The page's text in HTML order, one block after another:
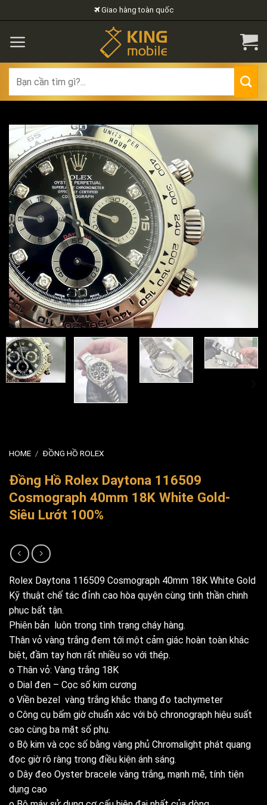
to
content
Giao hàng toàn quốc
for:
HOME / ĐỒNG HỒ ROLEX
Đồng Hồ Rolex Daytona 116509
Cosmograph 40mm 18K White Gold-
Siêu Lướt 100%
Rolex Daytona 116509 Cosmograph 40mm 18K White Gold
Kỹ thuật chế tác đỉnh cao hòa quyện cùng tinh thần chinh
phục bất tận.
Phiên bản luôn trong tình trạng cháy hàng.
Thân vỏ vàng trắng đem tới một cảm giác hoàn toàn khác
biệt, đầm tay hơn rất nhiều so với thép.
o Thân vỏ: Vàng trắng 18K
o Dial đen – Cọc số kim cương
o Viền bezel vàng trắng khắc thang đo tachymeter
o Công cụ bấm giờ chuẩn xác với bộ chronograph hiệu suất
cao cùng ba mặt số phụ.
o Bộ kim và cọc số bằng vàng phủ Chromalight phát quang
đọc giờ rõ ràng trong điều kiện ánh sáng.
o Dây đeo Oyster bracele vàng trắng, mạnh mẽ, tính tiện
dụng cao